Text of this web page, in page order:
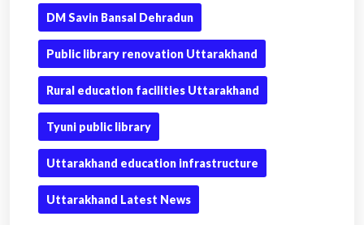
DM Savin Bansal Dehradun
Public library renovation Uttarakhand
Rural education facilities Uttarakhand
Tyuni public library
Uttarakhand education infrastructure
Uttarakhand Latest News